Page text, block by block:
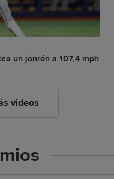
un jonrón a 107,4 mph
videos